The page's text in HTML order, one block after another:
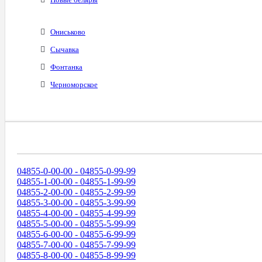
Ониськово
Сычавка
Фонтанка
Черноморское
04855-0-00-00 - 04855-0-99-99
04855-1-00-00 - 04855-1-99-99
04855-2-00-00 - 04855-2-99-99
04855-3-00-00 - 04855-3-99-99
04855-4-00-00 - 04855-4-99-99
04855-5-00-00 - 04855-5-99-99
04855-6-00-00 - 04855-6-99-99
04855-7-00-00 - 04855-7-99-99
04855-8-00-00 - 04855-8-99-99